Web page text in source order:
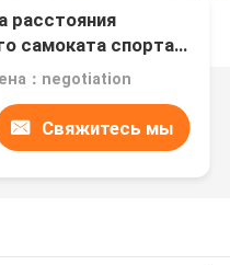
расстояния
самоката спорта
：negotiation
Свяжитесь мы